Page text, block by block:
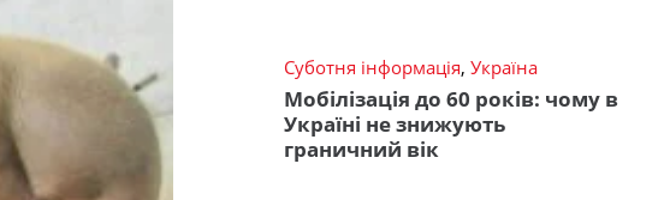
Суботня інформація, Україна
Мобілізація до 60 років: чому в
Україні не знижують
граничний вік